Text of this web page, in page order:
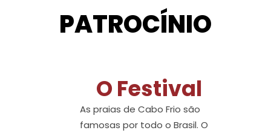
PATROCÍNIO
O Festival
As praias de Cabo Frio são
famosas por todo o Brasil. O